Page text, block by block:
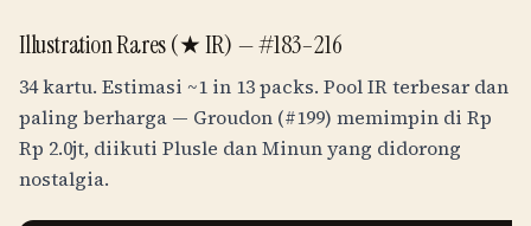
Illustration Rares (★ IR) —#183–216
34 kartu. Estimasi ~1 in 13 packs. Pool IR terbesar dan
paling berharga — Groudon (#199) memimpin di Rp
Rp 2.0jt, diikuti Plusle dan Minun yang didorong
nostalgia.